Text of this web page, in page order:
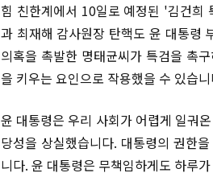
힘 친한계에서 10일로 예정된 '김건
과 최재해 감사원장 탄핵도 윤 대통령
의혹을 촉발한 명태균씨가 특검을 촉
을 키우는 요인으로 작용했을 수 있습
윤 대통령은 우리 사회가 어렵게 일궈
당성을 상실했습니다. 대통령의 권한
니다. 윤 대통령은 무책임하게도 하루